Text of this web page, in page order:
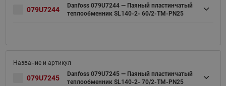
079U7244
Danfoss 079U7244 — Паяный пластинчатый
теплообменник SL140-2- 60/2-TM-PN25
079U7245
Danfoss 079U7245 — Паяный пластинчатый
теплообменник SL140-2- 70/2-TM-PN25